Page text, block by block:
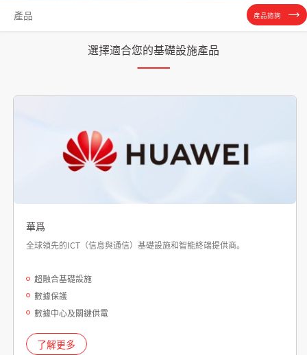
產品 產品諮詢
選擇適合您的基礎設施產品
華爲
全球領先的ICT（信息與通信）基礎設施和智能終端提供商。
超融合基礎設施
數據保護
數據中心及關鍵供電
了解更多